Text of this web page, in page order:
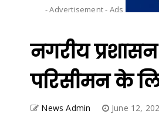
- Advertisement - Ads
नगरीय
परिसीमन के
News Admin June 12,